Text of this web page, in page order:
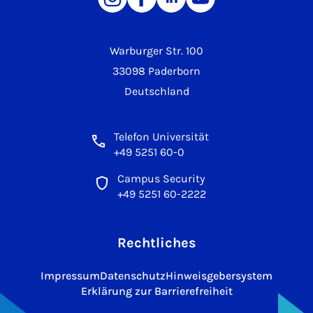
Warburger Str. 100
33098 Paderborn
Deutschland
Telefon Universität
+49 5251 60-0
Campus Security
+49 5251 60-2222
Rechtliches
ImpressumDatenschutzHinweisgebersystem
Erklärung zur Barrierefreiheit